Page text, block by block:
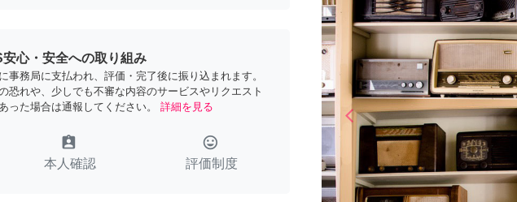
心・安全への取り組み
事務局に支払われ、評価・完了後に振り込まれます。
恐れや、少しでも不審な内容のサービスやリクエスト
った場合は通報してください。
詳細を見る
assignment_ind
本人確認
tag_faces
評価制度
arrow_back_iosPrevious